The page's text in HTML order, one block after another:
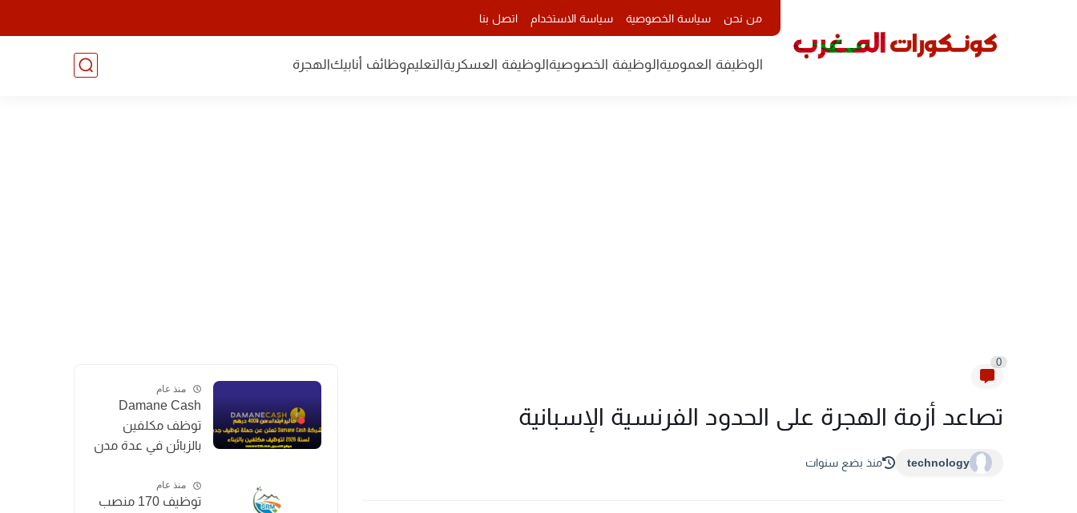
من نحن سياسة الخصوصية سياسة الاستخدام اتصل بنا
الوظيفة العموميةالوظيفة الخصوصيةالوظيفة العسكريةالتعليموظائف أنابيكالهجرة
0
تصاعد أزمة الهجرة على الحدود الفرنسية الإسبانية
technology منذ بضع سنوات
منذ عام
Damane Cash
توظف مكلفين
بالزبائن في عدة مدن
(Chargé de
Clientèle)
منذ عام
توظيف 170 منصب